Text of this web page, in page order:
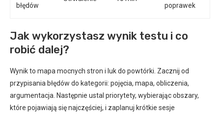
błędów
poprawek
Jak wykorzystasz wynik testu i co
robić dalej?
Wynik to mapa mocnych stron i luk do powtórki. Zacznij od
przypisania błędów do kategorii: pojęcia, mapa, obliczenia,
argumentacja. Następnie ustal priorytety, wybierając obszary,
które pojawiają się najczęściej, i zaplanuj krótkie sesje